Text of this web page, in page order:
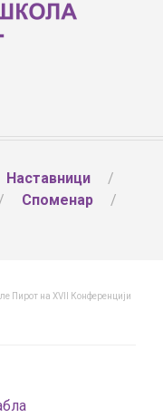
Наставници
Споменар
Пирот на XVII Конференцији